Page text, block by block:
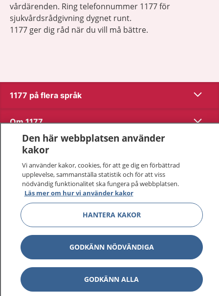
vårdärenden. Ring telefonnummer 1177 för
sjukvårdsrådgivning dygnet runt.
1177 ger dig råd när du vill må bättre.
1177 på flera språk Visa
Om 1177 Visa
Kontakt
Behandling av personuppgifter
Hantering av kakor
Inställningar för kakor
1177 – en tjänst frånInera.
Den här webbplatsen använder
kakor
Vi använder kakor, cookies, för att ge dig en förbättrad
upplevelse, sammanställa statistik och för att viss
nödvändig funktionalitet ska fungera på webbplatsen.
Läs mer om hur vi använder kakor
HANTERA KAKOR
GODKÄNN NÖDVÄNDIGA
GODKÄNN ALLA